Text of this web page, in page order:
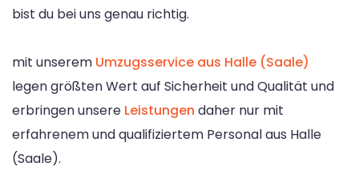
bist du bei uns genau richtig.
mit unserem Umzugsservice aus Halle (Saale)
legen größten Wert auf Sicherheit und Qualität und
erbringen unsere Leistungen daher nur mit
erfahrenem und qualifiziertem Personal aus Halle
(Saale).